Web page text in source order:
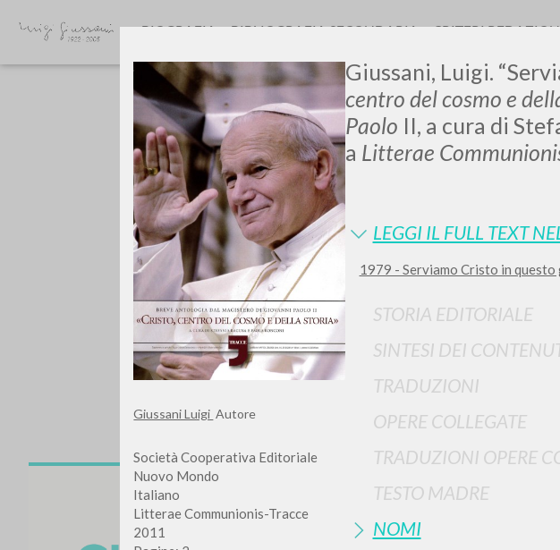
Giussani Luigi Autore
Società Cooperativa Editoriale
Nuovo Mondo
Italiano
Litterae Communionis-Tracce
2011
Giussani, Luigi.
centro del cosmo e
Paolo II, a cura di
a Litterae
LEGGI IL FULL TEXT
1979 - Serviamo Cristo in
STORIA EDITORIALE
SINTESI DEI
TRADUZIONI
OPERE COLLEGATE
TRADUZIONI OPERE
TESTO MADRE
NOMI
scritti
BIOGRAFIA BIBLIOGRAFIA SECONDARIA CRITERI